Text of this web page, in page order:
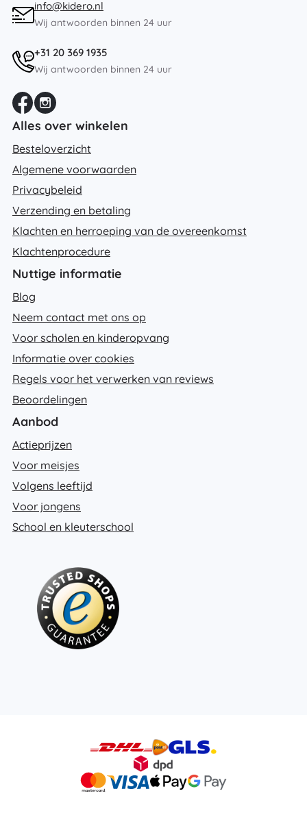
info@kidero.nl
Wij antwoorden binnen 24 uur
+31 20 369 1935
Wij antwoorden binnen 24 uur
Alles over winkelen
Besteloverzicht
Algemene voorwaarden
Privacybeleid
Verzending en betaling
Klachten en herroeping van de overeenkomst
Klachtenprocedure
Nuttige informatie
Blog
Neem contact met ons op
Voor scholen en kinderopvang
Informatie over cookies
Regels voor het verwerken van reviews
Beoordelingen
Aanbod
Actieprijzen
Voor meisjes
Volgens leeftijd
Voor jongens
School en kleuterschool